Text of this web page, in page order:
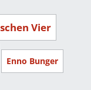
Vier
Enno Bunger